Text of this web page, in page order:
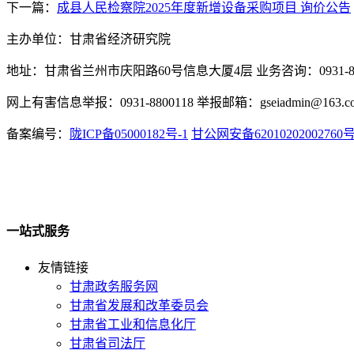
下一篇： 成县人民检察院2025年度新增设备采购项目 询价公告
主办单位：甘肃省经济研究院
地址：甘肃省兰州市庆阳路60号信息大厦4层 业务咨询：0931-
网上有害信息举报：0931-8800118 举报邮箱：
备案编号： 陇ICP备05000182号-1 甘公网安备62010202002760号
一站式服务
友情链接
甘肃政务服务网
甘肃省发展和改革委员会
甘肃省工业和信息化厅
甘肃省司法厅